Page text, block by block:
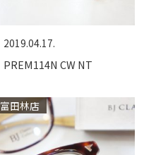
2019.04.17.
PREM114N CW NT
富田林店